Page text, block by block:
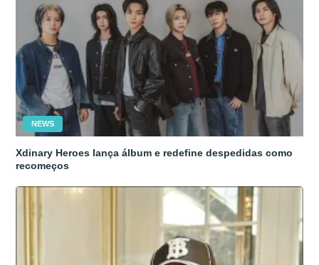
NEWS
Xdinary Heroes lança álbum e redefine despedidas como
recomeços